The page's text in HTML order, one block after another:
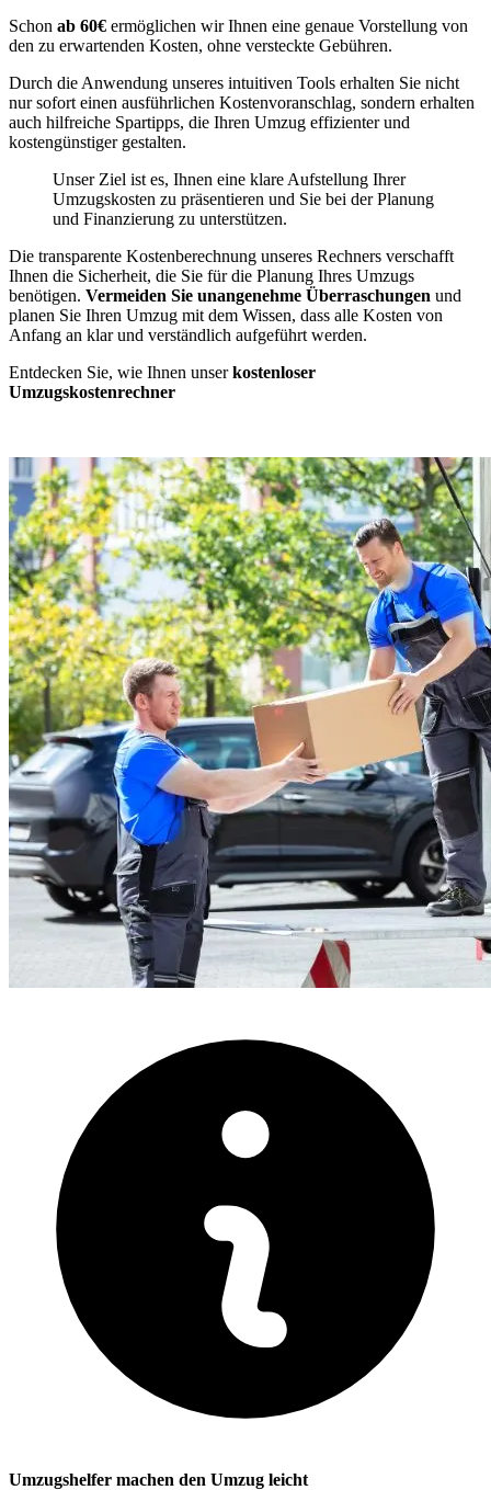
Schon ab 60€ ermöglichen wir Ihnen eine genaue Vorstellung von
den zu erwartenden Kosten, ohne versteckte Gebühren.
Durch die Anwendung unseres intuitiven Tools erhalten Sie nicht
nur sofort einen ausführlichen Kostenvoranschlag, sondern erhalten
auch hilfreiche Spartipps, die Ihren Umzug effizienter und
kostengünstiger gestalten.
Unser Ziel ist es, Ihnen eine klare Aufstellung Ihrer
Umzugskosten zu präsentieren und Sie bei der Planung
und Finanzierung zu unterstützen.
Die transparente Kostenberechnung unseres Rechners verschafft
Ihnen die Sicherheit, die Sie für die Planung Ihres Umzugs
benötigen. Vermeiden Sie unangenehme Überraschungen und
planen Sie Ihren Umzug mit dem Wissen, dass alle Kosten von
Anfang an klar und verständlich aufgeführt werden.
Entdecken Sie, wie Ihnen unserkostenloser
Umzugskostenrechner
Umzugshelfer machen den Umzug leicht